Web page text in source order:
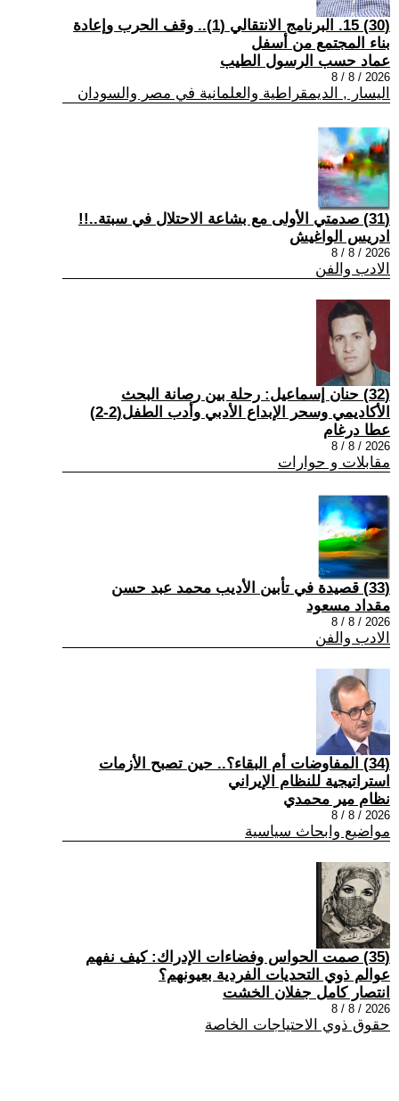
(30) 15. البرنامج الانتقالي (1).. وقف الحرب وإعادة
بناء المجتمع من أسفل
عماد حسب الرسول الطيب
2026 / 8 / 8
اليسار , الديمقراطية والعلمانية في مصر والسودان
(31) صدمتي الأولى مع بشاعة الاحتلال في سبتة..!!
ادريس الواغيش
2026 / 8 / 8
الادب والفن
(32) حنان إسماعيل: رحلة بين رصانة البحث
الأكاديمي وسحر الإبداع الأدبي وأدب الطفل(2-2)
عطا درغام
2026 / 8 / 8
مقابلات و حوارات
(33) قصيدة في تأبين الأديب محمد عبد حسن
مقداد مسعود
2026 / 8 / 8
الادب والفن
(34) المفاوضات أم البقاء؟.. حين تصبح الأزمات
استراتيجية للنظام الإيراني
نظام مير محمدي
2026 / 8 / 8
مواضيع وابحاث سياسية
(35) صمت الحواس وفضاءات الإدراك: كيف نفهم
عوالم ذوي التحديات الفردية بعيونهم؟
انتصار كامل جفلان الخشت
2026 / 8 / 8
حقوق ذوي الاحتياجات الخاصة